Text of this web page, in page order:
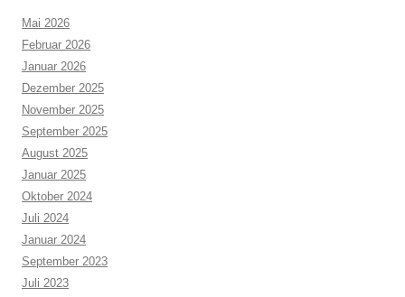
Mai 2026
Februar 2026
Januar 2026
Dezember 2025
November 2025
September 2025
August 2025
Januar 2025
Oktober 2024
Juli 2024
Januar 2024
September 2023
Juli 2023